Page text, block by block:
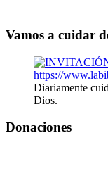
Vamos a cuidar
Diariamente
Dios.
Donaciones